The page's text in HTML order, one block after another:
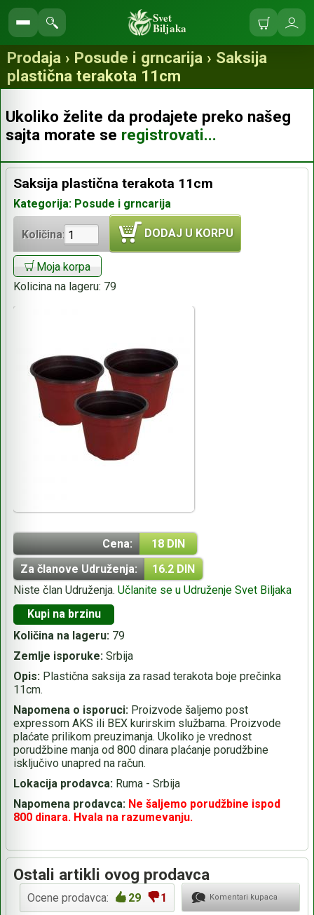
Pretraga
prodavnice
Svet
Biljaka Korpa
se
Prodaja › Posude i grncarija › Saksija
plastična terakota 11cm
Ukoliko želite da prodajete preko našeg
sajta morate se registrovati...
Saksija plastična terakota 11cm
Kategorija: Posude i grncarija
Količina: DODAJ U KORPU
Moja korpa
Kolicina na lageru: 79
Cena:
18 DIN
Za članove Udruženja:
16.2 DIN
Niste član Udruženja. Učlanite se u Udruženje Svet Biljaka
Kupi na brzinu
Količina na lageru: 79
Zemlje isporuke: Srbija
Opis: Plastična saksija za rasad terakota boje prečinka
11cm.
Napomena o isporuci: Proizvode šaljemo post
expressom AKS ili BEX kurirskim službama. Proizvode
plaćate prilikom preuzimanja. Ukoliko je vrednost
porudžbine manja od 800 dinara plaćanje porudžbine
isključivo unapred na račun.
Lokacija prodavca: Ruma - Srbija
Napomena prodavca: Ne šaljemo porudžbine ispod
800 dinara. Hvala na razumevanju.
Ostali artikli ovog prodavca
Ocene prodavca: 29 1 Komentari kupaca